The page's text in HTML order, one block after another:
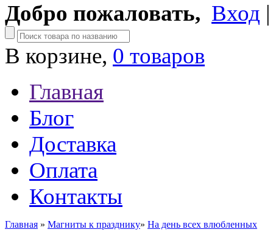
Добро пожаловать, Вход
В корзине, 0 товаров
Главная
Блог
Доставка
Оплата
Контакты
Главная » Магниты к празднику» На день всех влюбленных